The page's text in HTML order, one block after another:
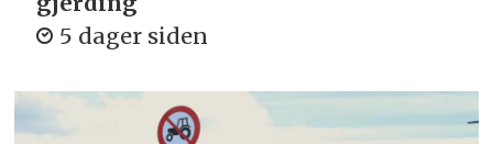
5 dager siden